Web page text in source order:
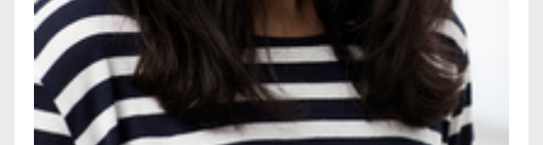
Achmatova, Anna
Aciman, André
Ackebo, Lena
Acker, Kathy
Ackroyd, Peter
Adam de la Halle